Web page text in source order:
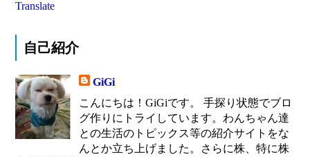
Translate
自己紹介
GiGi
こんにちは！GiGiです。 手探り状態でブロ
グ作りにトライしています。わんちゃん達
との生活のトピックス等の紹介サイトをな
んとか立ち上げました。さらに株、特に株